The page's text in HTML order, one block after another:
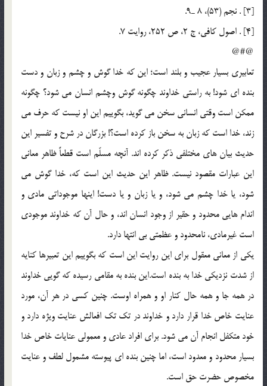
[3] . نجم (53)، 8 ـ‌9.
[4] . اصول كافي، ج 2، ص 252، روايت 7.
@#@
تعابيري بسيار عجيب و بلند است؛ اين كه خدا گوش و چشم و زبان و دست
بنده اي شود! به راستي خداوند چگونه گوش وچشم انسان مي شود؟ چگونه
ممكن است وقتي انساني سخن مي گويد، بگوييم اين او نيست كه حرف مي
زند، خدا است كه زبان به سخن باز كرده است؟! بزرگان در شرح و تفسير اين
حديث بيان هاي مختلفي ذكر كرده اند. آنچه مسلّم است قطعاً ظاهر معاني
اين عبارات مقصود نيست. ظاهر اين حديث اين است كه، خدا گوش مي
شود، يا خدا چشم مي شود، و يا زبان و يا دست! اينها موجوداتي مادي و
اندام هايي محدود و حقير از وجود انسان اند، و حال آن كه خداوند موجودي
است غيرمادي، نامحدود و عظمتي بي انتها دارد.
يكي از معاني معقول براي اين روايت اين است كه بگوييم اين تعبيرها كنايه
از شدت نزديكي خدا به بنده است.اين بنده به مقامي رسيده كه گويي خداوند
در همه جا و همه حال كنار او و همراه اوست. چنين كسي در هر آن، مورد
عنايت خاص خدا قرار دارد و خداوند در تك تك افعالش عنايت ويژه دارد و
خود متكفل انجام آن مي شود. براي افراد عادي و معمولي عنايات خاص خدا
بسيار محدود و معدود است، اما چنين بنده اي پيوسته مشمول لطف و عنايت
مخصوص حضرت حق است.